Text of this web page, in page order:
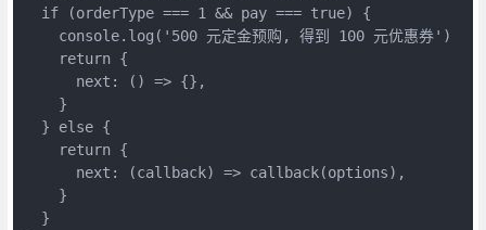
  if (orderType === 1 && pay === true) {
    console.log('500 元定金预购, 得到 100 元优惠券')
    return {
      next: () => {},
    }
  } else {
    return {
      next: (callback) => callback(options),
    }
  }